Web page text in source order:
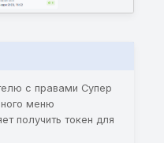
Приложение не
обфусцировано
информации в
информации в
коде приложения
с правами Супер
меню
получить токен для